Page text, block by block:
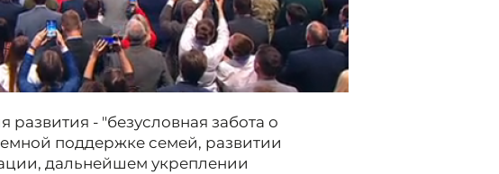
развития - "безусловная забота о
поддержке семей, развитии
дальнейшем укреплении